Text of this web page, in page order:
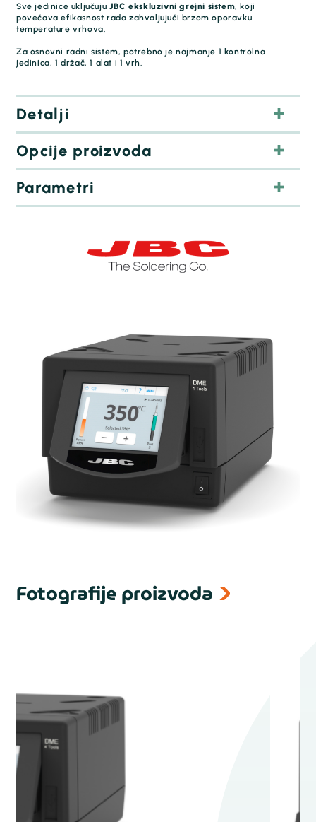
Sve jedinice uključuju JBC ekskluzivni grejni sistem, koji
povećava efikasnost rada zahvaljujući brzom oporavku
temperature vrhova.
Za osnovni radni sistem, potrebno je najmanje 1 kontrolna
jedinica, 1 držač, 1 alat i 1 vrh.
Detalji
Opcije proizvoda
Parametri
Fotografije proizvoda